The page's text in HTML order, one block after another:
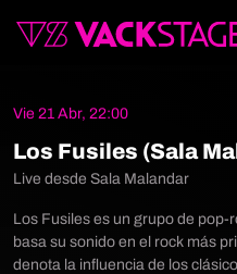
Vie 21 Abr, 22:00
Los Fusiles (Sala
Live desde Sala Malandar
Los Fusiles es un grupo de
basa su sonido en el rock más
denota la influencia de los